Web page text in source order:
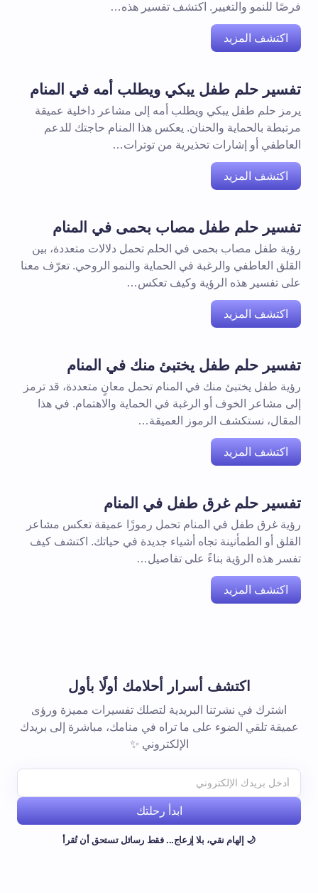
فرصًا للنمو والتغيير. اكتشف تفسير هذه…
اكتشف المزيد
تفسير حلم طفل يبكي ويطلب أمه في المنام
يرمز حلم طفل يبكي ويطلب أمه إلى مشاعر داخلية عميقة
مرتبطة بالحماية والحنان. يعكس هذا المنام حاجتك للدعم
العاطفي أو إشارات تحذيرية من توترات…
اكتشف المزيد
تفسير حلم طفل مصاب بحمى في المنام
رؤية طفل مصاب بحمى في الحلم تحمل دلالات متعددة، بين
القلق العاطفي والرغبة في الحماية والنمو الروحي. تعرّف معنا
على تفسير هذه الرؤية وكيف تعكس…
اكتشف المزيد
تفسير حلم طفل يختبئ منك في المنام
رؤية طفل يختبئ منك في المنام تحمل معانٍ متعددة، قد ترمز
إلى مشاعر الخوف أو الرغبة في الحماية والاهتمام. في هذا
المقال، نستكشف الرموز العميقة…
اكتشف المزيد
تفسير حلم غرق طفل في المنام
رؤية غرق طفل في المنام تحمل رموزًا عميقة تعكس مشاعر
القلق أو الطمأنينة تجاه أشياء جديدة في حياتك. اكتشف كيف
تفسر هذه الرؤية بناءً على تفاصيل…
اكتشف المزيد
اكتشف أسرار أحلامك أولًا بأول
اشترك في نشرتنا البريدية لتصلك تفسيرات مميزة ورؤى
عميقة تلقي الضوء على ما تراه في منامك، مباشرة إلى بريدك
الإلكتروني ✨
ابدأ رحلتك
🌙 إلهام نقي، بلا إزعاج... فقط رسائل تستحق أن تُقرأ